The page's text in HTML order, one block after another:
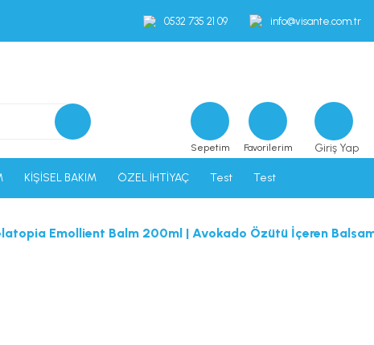
0532 735 21 09 info@visante.com.tr
Sepetim Favorilerim Giriş Yap
KİŞİSEL BAKIM ÖZEL İHTİYAÇ Test Test
Emollient Balm 200ml | Avokado Özütü İçeren